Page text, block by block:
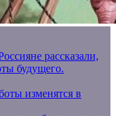
рассказали,
будущего.
изменятся в